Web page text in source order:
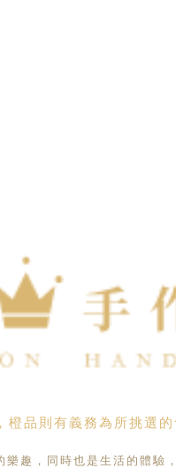
橙品則有義務為所挑選
趣，同時也是生活的體驗